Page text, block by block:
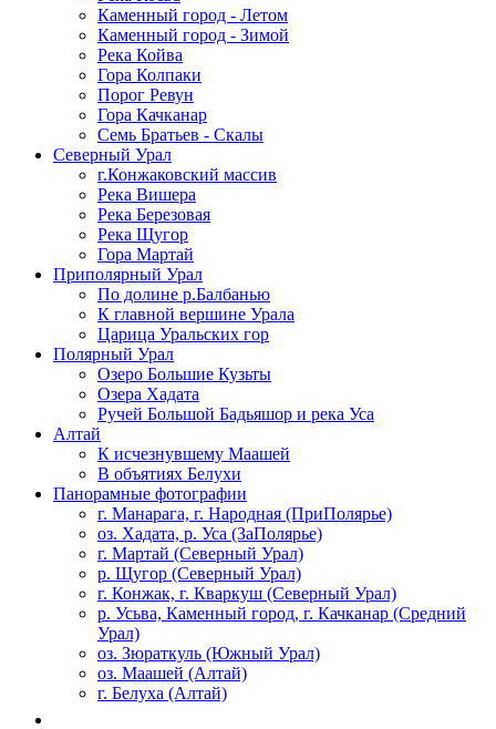
Каменный город - Летом
Каменный город - Зимой
Река Койва
Гора Колпаки
Порог Ревун
Гора Качканар
Семь Братьев - Скалы
Северный Урал
г.Конжаковский массив
Река Вишера
Река Березовая
Река Щугор
Гора Мартай
Приполярный Урал
По долине р.Балбанью
К главной вершине Урала
Царица Уральских гор
Полярный Урал
Озеро Большие Кузьты
Озера Хадата
Ручей Большой Бадьяшор и река Уса
Алтай
К исчезнувшему Маашей
В объятиях Белухи
Панорамные фотографии
г. Манарага, г. Народная (ПриПолярье)
оз. Хадата, р. Уса (ЗаПолярье)
г. Мартай (Северный Урал)
р. Щугор (Северный Урал)
г. Конжак, г. Кваркуш (Северный Урал)
р. Усьва, Каменный город, г. Качканар (Средний
Урал)
оз. Зюраткуль (Южный Урал)
оз. Маашей (Алтай)
г. Белуха (Алтай)